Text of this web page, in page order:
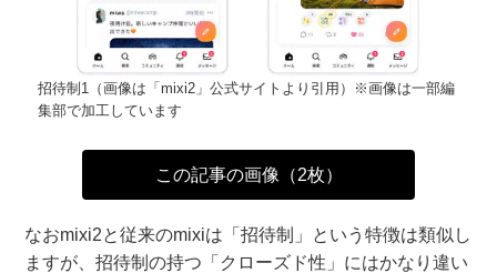
招待制1（画像は「mixi2」公式サイトより引用）※画像は一部編
集部で加工しています
この記事の画像（2枚）
なおmixi2と従来のmixiは「招待制」という特徴は類似し
ますが、招待制の持つ「クローズド性」にはかなり違い